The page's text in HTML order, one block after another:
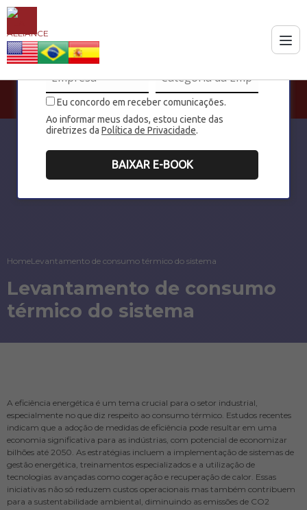
Eu concordo em receber comunicações.
Ao informar meus dados, estou ciente das
diretrizes da Política de Privacidade.
BAIXAR E-BOOK
HomeLevantamento de consumo térmico do sistema
Levantamento de consumo
térmico do sistema
A eficiência energética é um tema crucial para o setor industrial,
especialmente no que diz respeito ao consumo térmico. Estudos recentes
indicam que a adoção de medidas de eficiência pode resultar em uma
economia significativa para as indústrias, com potencial de economizar
bilhões até 2050. As estratégias incluem a implementação de sistemas de
gestão energética, treinamentos especializados e a utilização de
tecnologias avançadas como cogeração e recuperação de calor. Essas
iniciativas não só reduzem custos operacionais mas também contribuem
para a sustentabilidade ambiental, diminuindo as emissões de CO2